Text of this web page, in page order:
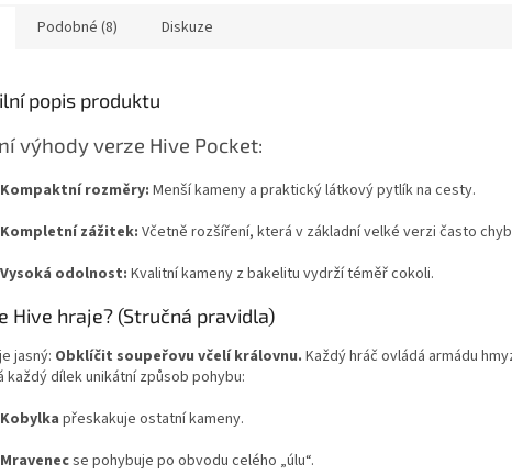
Podobné (8) Diskuze
popis produktu
výhody verze Hive Pocket:
Kompaktní rozměry: Menší kameny a praktický látkový pytlík na cesty.
Kompletní zážitek: Včetně rozšíření, která v základní velké verzi často
Vysoká odolnost: Kvalitní kameny z bakelitu vydrží téměř cokoli.
Hive hraje? (Stručná pravidla)
jasný: Obklíčit soupeřovu včelí královnu. Každý hráč ovládá armádu
každý dílek unikátní způsob pohybu:
Kobylka přeskakuje ostatní kameny.
Mravenecse pohybuje po obvodu celého „úlu“.